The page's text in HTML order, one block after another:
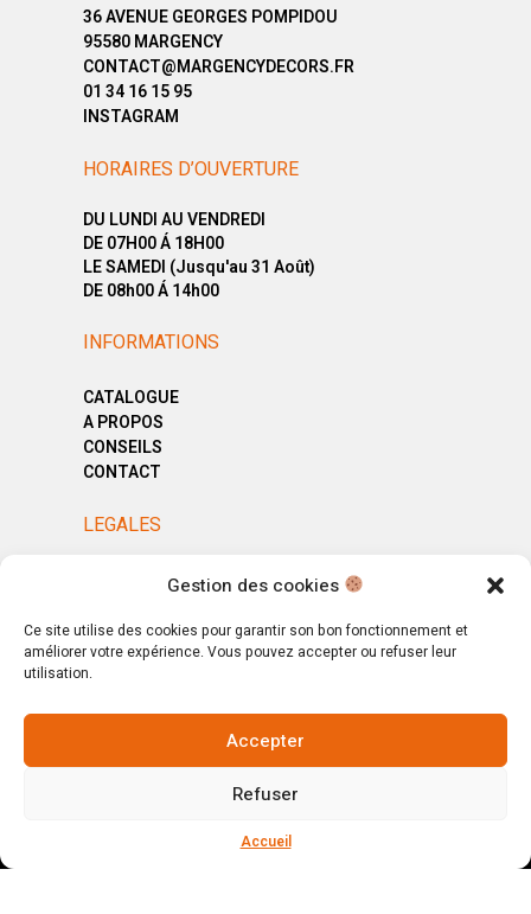
Gestion des cookies
Ce site utilise des cookies pour garantir son bon fonctionnement et
améliorer votre expérience. Vous pouvez accepter ou refuser leur
utilisation.
Accepter
Refuser
Accueil
36 AVENUE GEORGES POMPIDOU
95580 MARGENCY
CONTACT@MARGENCYDECORS.FR
01 34 16 15 95
INSTAGRAM
HORAIRES D’OUVERTURE
DU LUNDI AU VENDREDI
DE 07H00 Á 18H00
LE SAMEDI (Jusqu'au 31 Août)
DE 08h00 Á 14h00
INFORMATIONS
CATALOGUE
A PROPOS
CONSEILS
CONTACT
LEGALES
MENTIONS LÉGALES
CGV
© Copyright 2025. All Rights Reserved.
Votre magasin, votre intérieur.